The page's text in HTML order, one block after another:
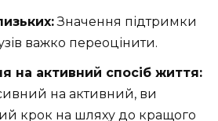
Значення підтримки
важко переоцінити.
на активний спосіб життя:
на активний, ви
крок на шляху до кращого